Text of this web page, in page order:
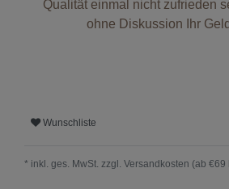
Qualität einmal nicht zufrieden
ohne Diskussion Ihr
Wunschliste
* inkl. ges. MwSt. zzgl. Versandkosten (ab €69